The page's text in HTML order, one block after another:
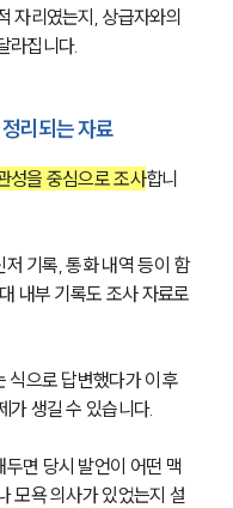
자리였는지, 상급자와의
라집니다.
리되는 자료
성을 중심으로 조사합니
기록, 통화 내역 등이 함
내부 기록도 조사 자료로
식으로 답변했다가 이후
가 생길 수 있습니다.
면 당시 발언이 어떤 맥
모욕 의사가 있었는지 설